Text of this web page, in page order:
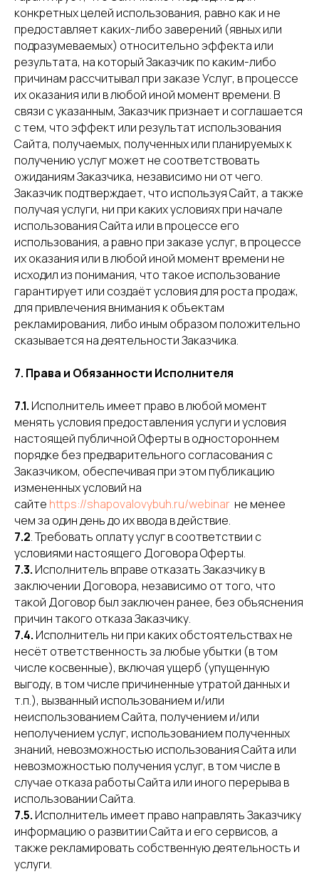
конкретных целей использования, равно как и не
предоставляет каких-либо заверений (явных или
подразумеваемых) относительно эффекта или
результата, на который Заказчик по каким-либо
причинам рассчитывал при заказе Услуг, в процессе
их оказания или в любой иной момент времени. В
связи с указанным, Заказчик признает и соглашается
с тем, что эффект или результат использования
Сайта, получаемых, полученных или планируемых к
получению услуг может не соответствовать
ожиданиям Заказчика, независимо ни от чего.
Заказчик подтверждает, что используя Сайт, а также
получая услуги, ни при каких условиях при начале
использования Сайта или в процессе его
использования, а равно при заказе услуг, в процессе
их оказания или в любой иной момент времени не
исходил из понимания, что такое использование
гарантирует или создаёт условия для роста продаж,
для привлечения внимания к объектам
рекламирования, либо иным образом положительно
сказывается на деятельности Заказчика.
7. Права и Обязанности Исполнителя
7.1. Исполнитель имеет право в любой момент
менять условия предоставления услуги и условия
настоящей публичной Оферты в одностороннем
порядке без предварительного согласования с
Заказчиком, обеспечивая при этом публикацию
измененных условий на
сайте https://shapovalovybuh.ru/webinar не менее
чем за один день до их ввода в действие.
7.2. Требовать оплату услуг в соответствии с
условиями настоящего Договора Оферты.
7.3. Исполнитель вправе отказать Заказчику в
заключении Договора, независимо от того, что
такой Договор был заключен ранее, без объяснения
причин такого отказа Заказчику.
7.4. Исполнитель ни при каких обстоятельствах не
несёт ответственность за любые убытки (в том
числе косвенные), включая ущерб (упущенную
выгоду, в том числе причиненные утратой данных и
т.п.), вызванный использованием и/или
неиспользованием Сайта, получением и/или
неполучением услуг, использованием полученных
знаний, невозможностью использования Сайта или
невозможностью получения услуг, в том числе в
случае отказа работы Сайта или иного перерыва в
использовании Сайта.
7.5. Исполнитель имеет право направлять Заказчику
информацию о развитии Сайта и его сервисов, а
также рекламировать собственную деятельность и
услуги.